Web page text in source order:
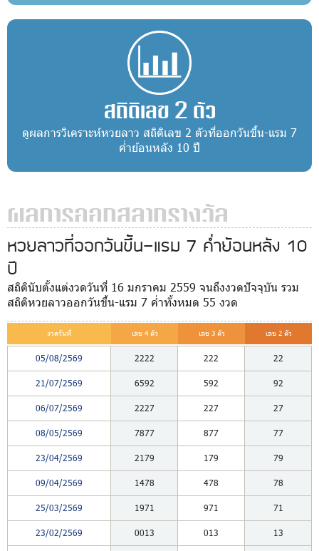
สถิติเลข 2 ตัว
ดูผลการวิเคราะห์หวยลาว สถิติเลข 2 ตัวที่ออกวันขึ้น-แรม 7
ค่ำย้อนหลัง 10 ปี
ผลการออกสลากรางวัล
หวยลาวที่ออกวันขึ้น-แรม 7 ค่ำย้อนหลัง 10
ปี
สถิตินับตั้งแต่งวดวันที่ 16 มกราคม 2559 จนถึงงวดปัจจุบัน รวม
สถิติหวยลาวออกวันขึ้น-แรม 7 ค่ำทั้งหมด 55 งวด
งวดวันที่ เลข 4 ตัว เลข 3 ตัว เลข 2 ตัว
05/08/2569 2222 222 22
21/07/2569 6592 592 92
06/07/2569 2227 227 27
08/05/2569 7877 877 77
23/04/2569 2179 179 79
09/04/2569 1478 478 78
25/03/2569 1971 971 71
23/02/2569 0013 013 13